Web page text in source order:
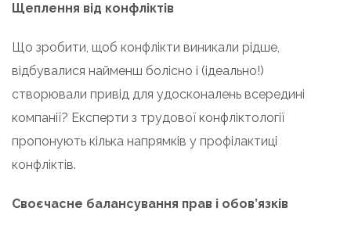
Щеплення від конфліктів
Що зробити, щоб конфлікти виникали рідше,
відбувалися найменш болісно і (ідеально!)
створювали привід для удосконалень всередині
компанії? Експерти з трудової конфліктології
пропонують кілька напрямків у профілактиці
конфліктів.
Своєчасне балансування прав і обов’язків